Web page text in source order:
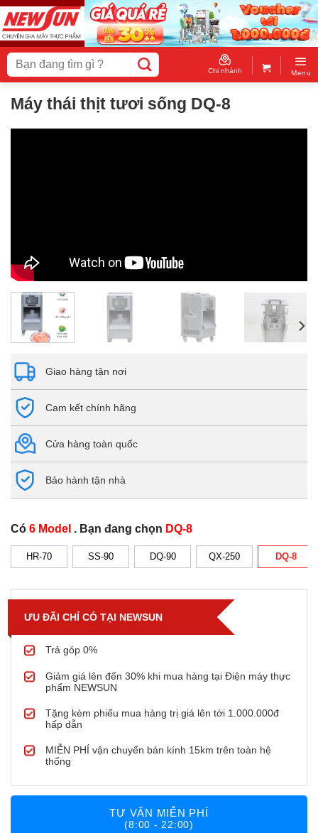
Skip
to
content
Tìm
kiếm:
Chi nhánh Menu
Máy thái thịt tươi sống DQ-8
Giao hàng tận nơi
Cam kết chính hãng
Cửa hàng toàn quốc
Bảo hành tận nhà
Có 6 Model . Bạn đang chọn DQ-8
HR-70 SS-90 DQ-90 QX-250 DQ-8
ƯU ĐÃI CHỈ CÓ TẠI NEWSUN
Trả góp 0%
Giảm giá lên đến 30% khi mua hàng tại Điện máy thực
phẩm NEWSUN
Tặng kèm phiếu mua hàng trị giá lên tới 1.000.000đ
hấp dẫn
MIỄN PHÍ vận chuyển bán kính 15km trên toàn hệ
thống
TƯ VẤN MIỄN PHÍ
(8:00 - 22:00)